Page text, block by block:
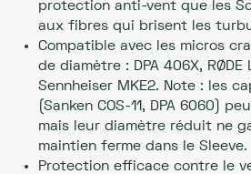
protection anti-vent que les
aux fibres qui brisent les
Compatible avec les micros
de diamètre : DPA 406X, RØDE
Sennheiser MKE2. Note : les
(Sanken COS-11, DPA 6060)
mais leur diamètre réduit ne
maintien ferme dans le Sleeve.
Protection efficace contre le